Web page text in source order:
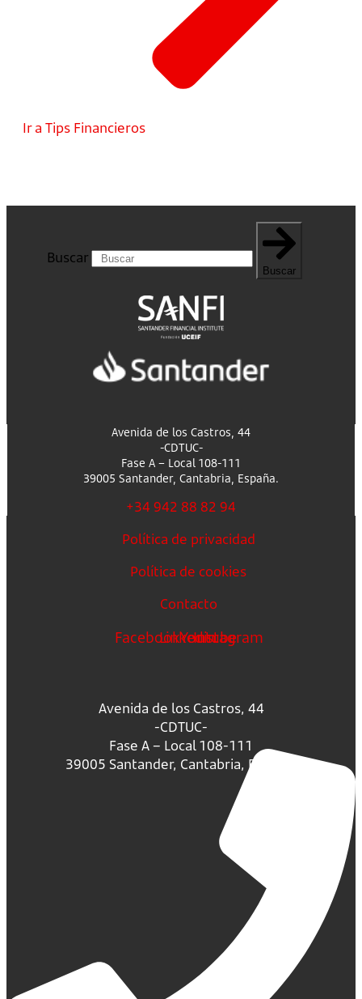
Ir a Tips Financieros
Buscar
Buscar
Avenida de los Castros, 44
-CDTUC-
Fase A – Local 108-111
39005 Santander, Cantabria, España.
+34 942 88 82 94
Política de privacidad
Política de cookies
Contacto
FacebookLinkedin
Youtube
Instagram
Avenida de los Castros, 44
-CDTUC-
Fase A – Local 108-111
39005 Santander, Cantabria, España.